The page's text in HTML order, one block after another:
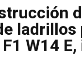
ladrillos
W14